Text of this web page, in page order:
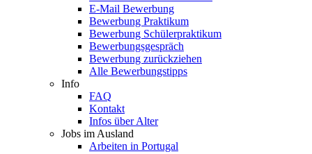
E-Mail Bewerbung
Bewerbung Praktikum
Bewerbung Schülerpraktikum
Bewerbungsgespräch
Bewerbung zurückziehen
Alle Bewerbungstipps
Info
FAQ
Kontakt
Infos über Alter
Jobs im Ausland
Arbeiten in Portugal